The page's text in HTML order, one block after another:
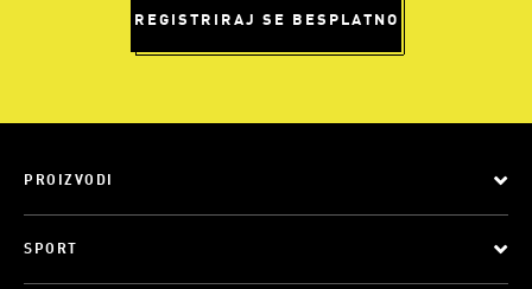
REGISTRIRAJ SE BESPLATNO
PROIZVODI
SPORT